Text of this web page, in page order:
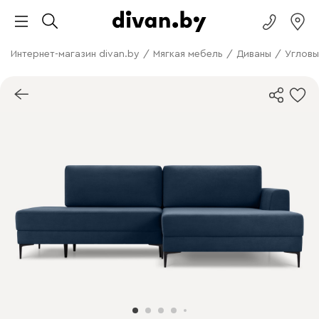
Интернет-магазин divan.by / Мягкая мебель / Диваны /